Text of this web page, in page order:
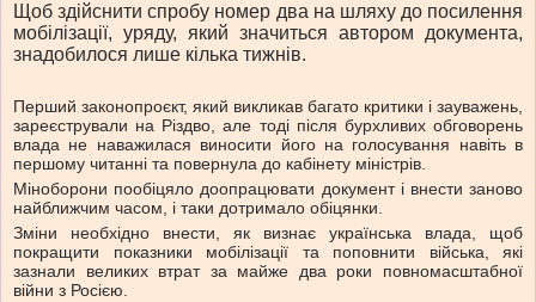
Щоб здійснити спробу номер два на шляху до посилення
мобілізації, уряду, який значиться автором документа,
знадобилося лише кілька тижнів.
Перший законопроєкт, який викликав багато критики і зауважень,
зареєстрували на Різдво, але тоді після бурхливих обговорень
влада не наважилася виносити його на голосування навіть в
першому читанні та повернула до кабінету міністрів.
Міноборони пообіцяло доопрацювати документ і внести заново
найближчим часом, і таки дотримало обіцянки.
Зміни необхідно внести, як визнає українська влада, щоб
покращити показники мобілізації та поповнити війська, які
зазнали великих втрат за майже два роки повномасштабної
війни з Росією.